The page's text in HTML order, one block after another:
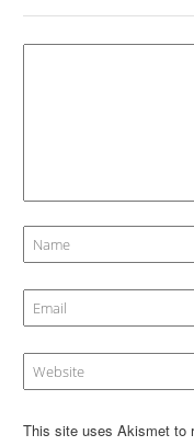
This site uses Akismet to